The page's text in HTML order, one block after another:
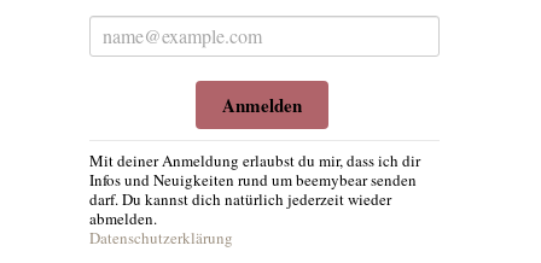
Anmelden
Mit deiner Anmeldung erlaubst du mir, dass ich dir
Infos und Neuigkeiten rund um beemybear senden
darf. Du kannst dich natürlich jederzeit wieder
abmelden.
Datenschutzerklärung